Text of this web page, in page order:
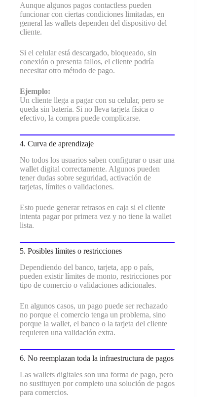
Aunque algunos pagos contactless pueden
funcionar con ciertas condiciones limitadas, en
general las wallets dependen del dispositivo del
cliente.
Si el celular está descargado, bloqueado, sin
conexión o presenta fallos, el cliente podría
necesitar otro método de pago.
Ejemplo:
Un cliente llega a pagar con su celular, pero se
queda sin batería. Si no lleva tarjeta física o
efectivo, la compra puede complicarse.
4. Curva de aprendizaje
No todos los usuarios saben configurar o usar una
wallet digital correctamente. Algunos pueden
tener dudas sobre seguridad, activación de
tarjetas, límites o validaciones.
Esto puede generar retrasos en caja si el cliente
intenta pagar por primera vez y no tiene la wallet
lista.
5. Posibles límites o restricciones
Dependiendo del banco, tarjeta, app o país,
pueden existir límites de monto, restricciones por
tipo de comercio o validaciones adicionales.
En algunos casos, un pago puede ser rechazado
no porque el comercio tenga un problema, sino
porque la wallet, el banco o la tarjeta del cliente
requieren una validación extra.
6. No reemplazan toda la infraestructura de pagos
Las wallets digitales son una forma de pago, pero
no sustituyen por completo una solución de pagos
para comercios.